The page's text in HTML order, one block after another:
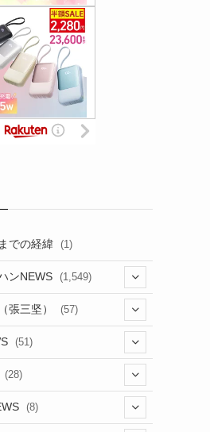
での経緯 (1)
ンNEWS (1,549)
(6)
(29)
張三坚） (57)
(51)
(28)
(8)